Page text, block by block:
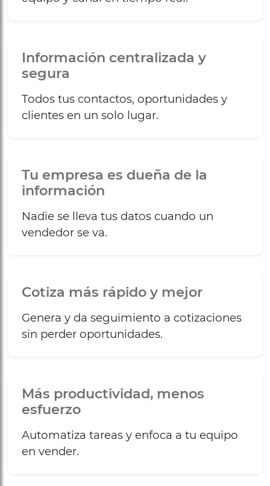
Información centralizada y
segura
Todos tus contactos, oportunidades y
clientes en un solo lugar.
Tu empresa es dueña de la
información
Nadie se lleva tus datos cuando un
vendedor se va.
Cotiza más rápido y mejor
Genera y da seguimiento a cotizaciones
sin perder oportunidades.
Más productividad, menos
esfuerzo
Automatiza tareas y enfoca a tu equipo
en vender.